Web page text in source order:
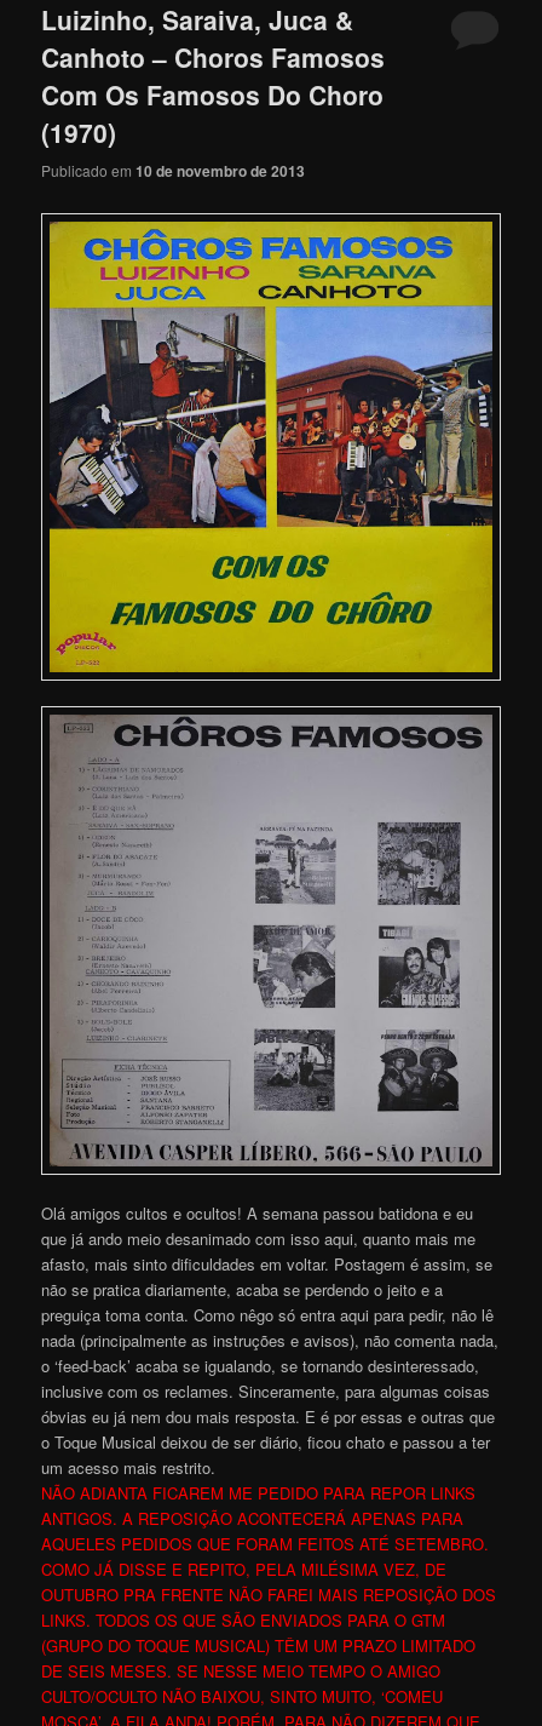
Luizinho, Saraiva, Juca &
Canhoto – Choros Famosos
Com Os Famosos Do Choro
(1970)
Publicado em10 de novembro de 2013
Olá amigos cultos e ocultos! A semana passou batidona e eu
que já ando meio desanimado com isso aqui, quanto mais me
afasto, mais sinto dificuldades em voltar. Postagem é assim, se
não se pratica diariamente, acaba se perdendo o jeito e a
preguiça toma conta. Como nêgo só entra aqui para pedir, não lê
nada (principalmente as instruções e avisos), não comenta nada,
o ‘feed-back’ acaba se igualando, se tornando desinteressado,
inclusive com os reclames. Sinceramente, para algumas coisas
óbvias eu já nem dou mais resposta. E é por essas e outras que
o Toque Musical deixou de ser diário, ficou chato e passou a ter
um acesso mais restrito.
NÃO ADIANTA FICAREM ME PEDIDO PARA REPOR LINKS
ANTIGOS. A REPOSIÇÃO ACONTECERÁ APENAS PARA
AQUELES PEDIDOS QUE FORAM FEITOS ATÉ SETEMBRO.
COMO JÁ DISSE E REPITO, PELA MILÉSIMA VEZ, DE
OUTUBRO PRA FRENTE NÃO FAREI MAIS REPOSIÇÃO DOS
LINKS. TODOS OS QUE SÃO ENVIADOS PARA O GTM
(GRUPO DO TOQUE MUSICAL) TÊM UM PRAZO LIMITADO
DE SEIS MESES. SE NESSE MEIO TEMPO O AMIGO
CULTO/OCULTO NÃO BAIXOU, SINTO MUITO, ‘COMEU